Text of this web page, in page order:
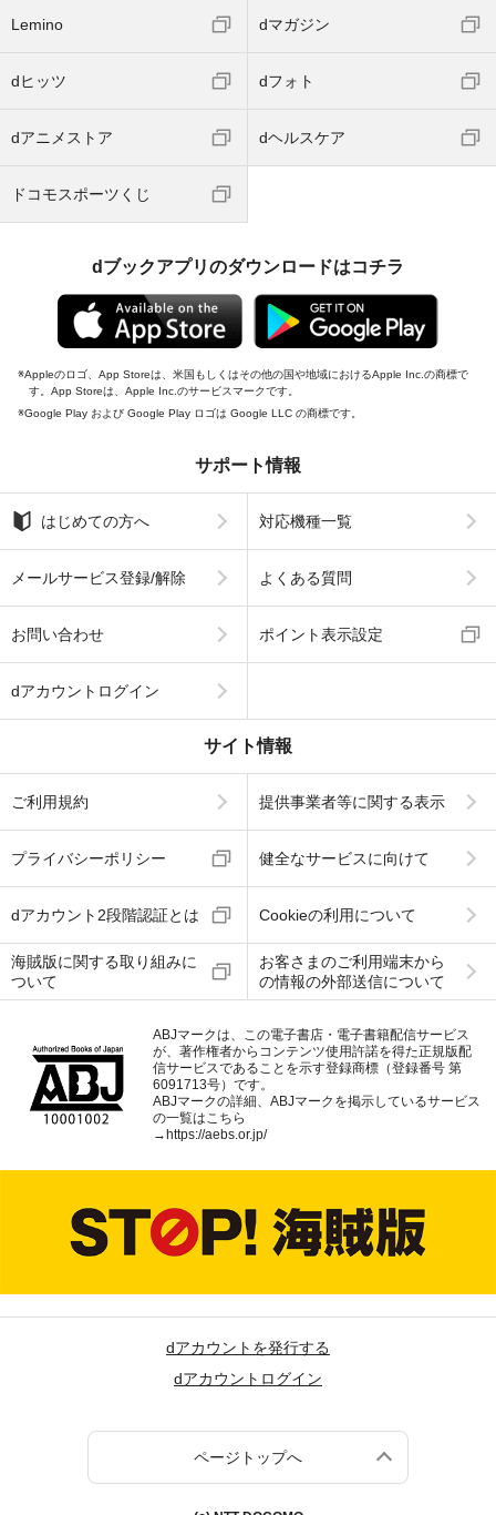
Lemino dマガジン
dヒッツ dフォト
dアニメストア dヘルスケア
ドコモスポーツくじ
dブックアプリのダウンロードはコチラ
Appleのロゴ、App Storeは、米国もしくはその他の国や地域におけるApple Inc.の商標で
す。App Storeは、Apple Inc.のサービスマークです。
Google Play および Google Play ロゴは Google LLC の商標です。
サポート情報
はじめての方へ 対応機種一覧
メールサービス登録/解除 よくある質問
お問い合わせ ポイント表示設定
dアカウントログイン
サイト情報
ご利用規約 提供事業者等に関する表示
プライバシーポリシー 健全なサービスに向けて
dアカウント2段階認証とは Cookieの利用について
海賊版に関する取り組みに
ついて
お客さまのご利用端末から
の情報の外部送信について
ABJマークは、この電子書店・電子書籍配信サービス
が、著作権者からコンテンツ使用許諾を得た正規版配
信サービスであることを示す登録商標（登録番号 第
6091713号）です。
ABJマークの詳細、ABJマークを掲示しているサービス
の一覧はこちら
→https://aebs.or.jp/
dアカウントを発行する
dアカウントログイン
ページトップへ